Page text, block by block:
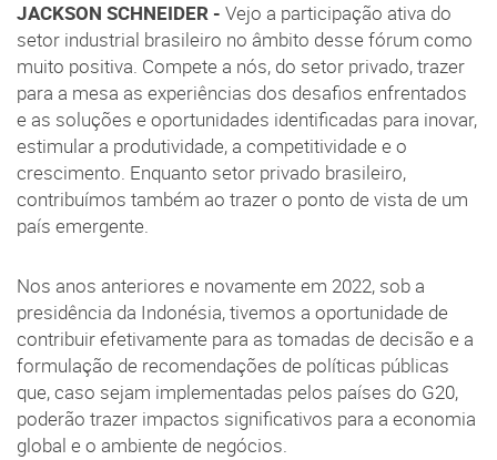
JACKSON SCHNEIDER - Vejo a participação ativa do
setor industrial brasileiro no âmbito desse fórum como
muito positiva. Compete a nós, do setor privado, trazer
para a mesa as experiências dos desafios enfrentados
e as soluções e oportunidades identificadas para inovar,
estimular a produtividade, a competitividade e o
crescimento. Enquanto setor privado brasileiro,
contribuímos também ao trazer o ponto de vista de um
país emergente.
Nos anos anteriores e novamente em 2022, sob a
presidência da Indonésia, tivemos a oportunidade de
contribuir efetivamente para as tomadas de decisão e a
formulação de recomendações de políticas públicas
que, caso sejam implementadas pelos países do G20,
poderão trazer impactos significativos para a economia
global e o ambiente de negócios.